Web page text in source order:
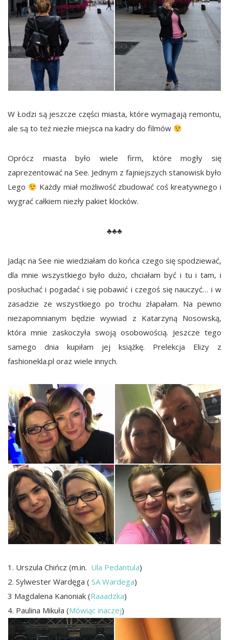
W Łodzi są jeszcze części miasta, które wymagają remontu,
ale są to też niezłe miejsca na kadry do filmów
Oprócz miasta było wiele firm, które mogły się
zaprezentować na See. Jednym z fajniejszych stanowisk było
Lego
Każdy miał możliwość zbudować coś kreatywnego i
wygrać całkiem niezły pakiet klocków.
♣♣♣
Jadąc na See nie wiedziałam do końca czego się spodziewać,
dla mnie wszystkiego było dużo, chciałam być i tu i tam, i
posłuchać i pogadać i się pobawić i czegoś się nauczyć… i w
zasadzie ze wszystkiego po trochu złapałam. Na pewno
niezapomnianym będzie wywiad z Katarzyną Nosowską,
która mnie zaskoczyła swoją osobowością. Jeszcze tego
samego dnia kupiłam jej książkę. Prelekcja Elizy z
fashionekla.pl oraz wiele innych.
1. Urszula Chińcz (m.in. Ula Pedantula)
2. Sylwester Wardęga ( SA Wardega)
3 Magdalena Kanoniak (Raaadzka)
4. Paulina Mikuła (Mówiąc inaczej)